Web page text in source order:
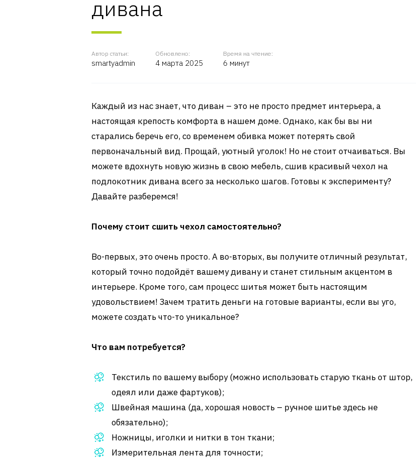
дивана
Автор статьи:
smartyadmin
Обновлено:
4 марта 2025
Время на чтение:
6 минут
Каждый из нас знает, что диван – это не просто предмет интерьера, а
настоящая крепость комфорта в нашем доме. Однако, как бы вы ни
старались беречь его, со временем обивка может потерять свой
первоначальный вид. Прощай, уютный уголок! Но не стоит отчаиваться. Вы
можете вдохнуть новую жизнь в свою мебель, сшив красивый чехол на
подлокотник дивана всего за несколько шагов. Готовы к эксперименту?
Давайте разберемся!
Почему стоит сшить чехол самостоятельно?
Во-первых, это очень просто. А во-вторых, вы получите отличный результат,
который точно подойдёт вашему дивану и станет стильным акцентом в
интерьере. Кроме того, сам процесс шитья может быть настоящим
удовольствием! Зачем тратить деньги на готовые варианты, если вы уго,
можете создать что-то уникальное?
Что вам потребуется?
Текстиль по вашему выбору (можно использовать старую ткань от штор,
одеял или даже фартуков);
Швейная машина (да, хорошая новость – ручное шитье здесь не
обязательно);
Ножницы, иголки и нитки в тон ткани;
Измерительная лента для точности;